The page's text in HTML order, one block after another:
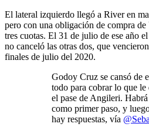
El lateral izquierdo llegó a River en
pero con una obligación de compra
tres cuotas. El 31 de julio de ese año
no canceló las otras dos, que
finales de julio del 2020.
Godoy Cruz se cansó de
todo para cobrar lo que
el pase de Angileri.
como primer paso, y
hay respuestas, vía